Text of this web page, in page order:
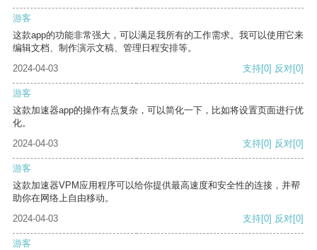
游客
这款app的功能非常强大，可以满足我所有的工作需求。我可以使用它来
编辑文档、制作演示文稿、管理日程安排等。
2024-04-03
支持[0] 反对[0]
游客
这款加速器app的操作有点复杂，可以简化一下，比如将设置页面进行优
化。
2024-04-03
支持[0] 反对[0]
游客
这款加速器VPM应用程序可以给你提供最高速度和安全性的连接，并帮
助你在网络上自由移动。
2024-04-03
支持[0] 反对[0]
游客